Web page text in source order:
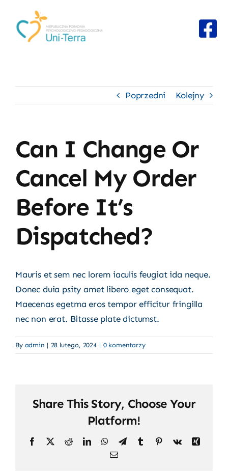
zawartości
Poprzedni Kolejny
Can I Change Or
Cancel My Order
Before It’s
Dispatched?
Mauris et sem nec lorem iaculis feugiat ida neque.
Donec duia psity amet libero eget consequat.
Maecenas egetma eros tempor efficitur fringilla
nec non erat. Bitasse plate dictumst.
By admin | 28 lutego, 2024 | 0 komentarzy
Share This Story, Choose Your
Platform!
Facebook
X RedditLinkedInWhatsApp
TelegramTumblr PinterestVk
Xing
Email